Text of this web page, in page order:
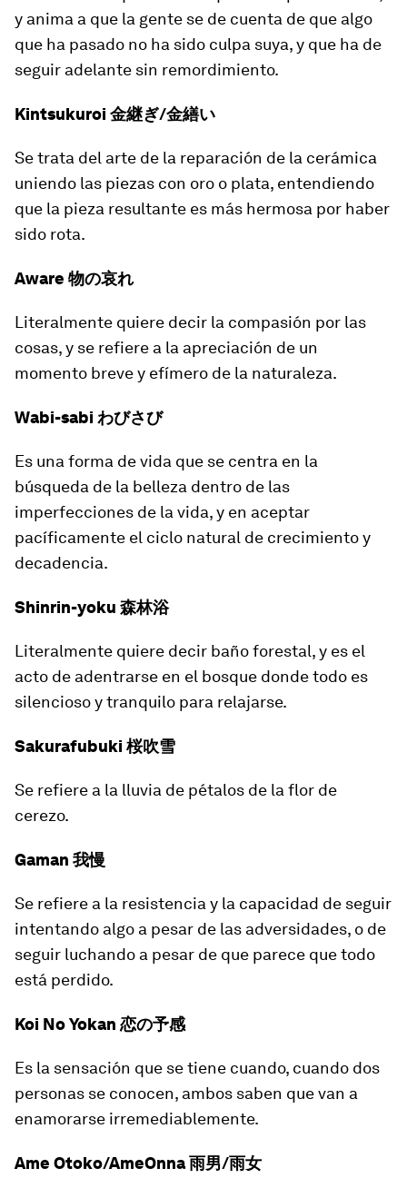
y anima a que la gente se de cuenta de que algo
que ha pasado no ha sido culpa suya, y que ha de
seguir adelante sin remordimiento.
Kintsukuroi 金継ぎ/金繕い
Se trata del arte de la reparación de la cerámica
uniendo las piezas con oro o plata, entendiendo
que la pieza resultante es más hermosa por haber
sido rota.
Aware 物の哀れ
Literalmente quiere decir la compasión por las
cosas, y se refiere a la apreciación de un
momento breve y efímero de la naturaleza.
Wabi-sabi わびさび
Es una forma de vida que se centra en la
búsqueda de la belleza dentro de las
imperfecciones de la vida, y en aceptar
pacíficamente el ciclo natural de crecimiento y
decadencia.
Shinrin-yoku 森林浴
Literalmente quiere decir baño forestal, y es el
acto de adentrarse en el bosque donde todo es
silencioso y tranquilo para relajarse.
Sakurafubuki 桜吹雪
Se refiere a la lluvia de pétalos de la flor de
cerezo.
Gaman 我慢
Se refiere a la resistencia y la capacidad de seguir
intentando algo a pesar de las adversidades, o de
seguir luchando a pesar de que parece que todo
está perdido.
Koi No Yokan 恋の予感
Es la sensación que se tiene cuando, cuando dos
personas se conocen, ambos saben que van a
enamorarse irremediablemente.
Ame Otoko/AmeOnna 雨男/雨女